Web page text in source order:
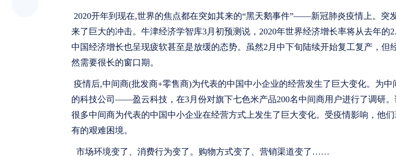
2020开年到现在,世界的焦点都在突如其来的“黑天鹅事件”——新冠肺炎疫情上。突
来了巨大的冲击。牛津经济学智库3月初预测说，2020年世界经济增长率将从去年的
中国经济增长也呈现疲软甚至是放缓的态势。虽然2月中下旬陆续开始复工复产，但
然需要很长的窗口期。
疫情后,中间商(批发商+零售商)为代表的中国中小企业的经营发生了巨大变化。为中
的科技公司——盈云科技，在3月份对旗下七色米产品200名中间商用户进行了调研。
很多中间商为代表的中国中小企业在经营方式上发生了巨大变化。受疫情影响，他
有的艰难困境。
市场环境变了、消费行为变了。购物方式变了、营销渠道变了……